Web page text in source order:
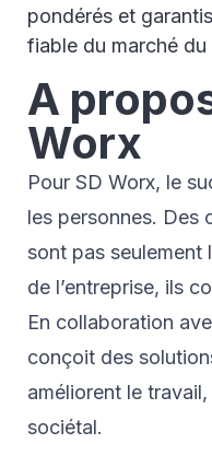
pondérés et
fiable du marché
A
Worx
Pour SD Worx, le
les personnes. Des
sont pas seulement
de l’entreprise, ils
En collaboration
conçoit des
améliorent le
sociétal.